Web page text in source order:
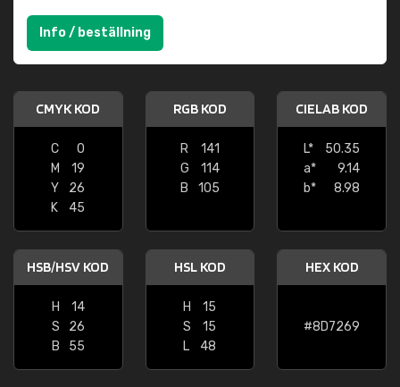
Info / beställning
CMYK KOD
C
0
M
19
Y
26
K
45
RGB KOD
R
141
G
114
B
105
CIELAB KOD
L*
50.35
a*
9.14
b*
8.98
HSB/HSV KOD
H
14
S
26
B
55
HSL KOD
H
15
S
15
L
48
HEX KOD
#8D7269